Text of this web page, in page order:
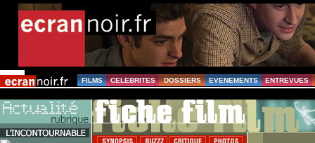
FILMS CELEBRITES DOSSIERS EVENEMENTS ENTREVUES